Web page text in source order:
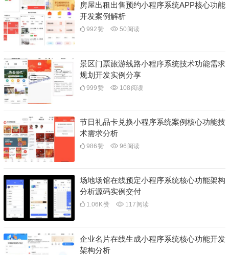
房屋出租出售预约小程序系统APP核心功能
开发案例解析
992赞 50 阅读
景区门票旅游线路小程序系统技术功能需求
规划开发实例分享
999赞 108 阅读
节日礼品卡兑换小程序系统案例核心功能技
术需求分析
986赞 96 阅读
场地场馆在线预定小程序系统核心功能架构
分析源码实例交付
1.06K赞 117 阅读
企业名片在线生成小程序系统核心功能开发
架构分析